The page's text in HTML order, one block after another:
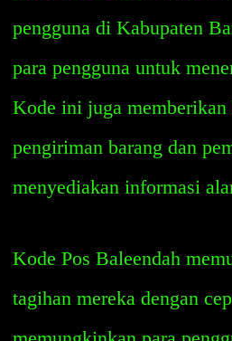
pengguna di Kabupaten
para pengguna untuk
Kode ini juga memberikan
pengiriman barang dan
menyediakan informasi
Kode Pos Baleendah
tagihan mereka dengan